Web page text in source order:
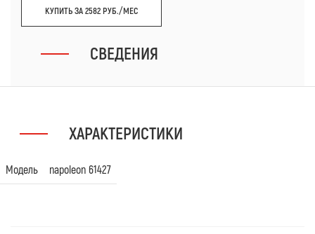
КУПИТЬ ЗА 2582 РУБ./МЕС
СВЕДЕНИЯ
ХАРАКТЕРИСТИКИ
Модель napoleon 61427